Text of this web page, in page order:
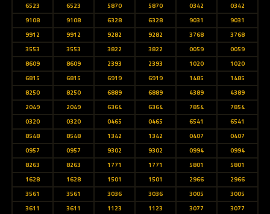
6523
6523 5870 5870 0342
0342
9108
9108 6328 6328 9031
9031
9912
9912 9282 9282 3768
3768
3553
3553 3822 3822 0059
0059
8609
8609 2393 2393 1020
1020
6815
6815 6919 6919 1485
1485
8250
8250 6889 6889 4389
4389
2049
2049 6364 6364 7854
7854
0320
0320 0465 0465 6541
6541
8548
8548 1342 1342 0407
0407
0957
0957 9302 9302 0994
0994
8263
8263 1771 1771 5801
5801
1628
1628 1501 1501 2966
2966
3561
3561 3036 3036 3005
3005
3611
3611 1123 1123 3077
3077